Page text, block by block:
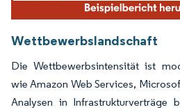
Wettbewerbslandschaft
Die Wettbewerbsintensität ist
wie Amazon Web Services,
Analysen in Infrastrukturverträge